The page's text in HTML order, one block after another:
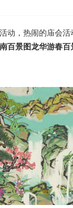
动，热闹的庙会
百景图龙华游春